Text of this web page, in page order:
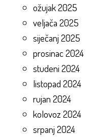
ožujak 2025
veljača 2025
siječanj 2025
prosinac 2024
studeni 2024
listopad 2024
rujan 2024
kolovoz 2024
srpanj 2024